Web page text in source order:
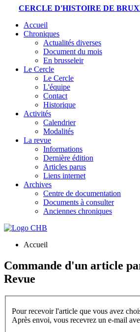
CERCLE D'HISTOIRE DE
Accueil
Chroniques
Actualités diverses
Document du mois
En brusseleir
Le Cercle
Le Cercle
L'équipe
Contact
Historique
Activités
Calendrier
Modalités
La revue
Informations
Dernière édition
Articles parus
Liens internet
Archives
Centre de documentation
Documents à consulter
Anciennes chroniques
Accueil
Commande d'un article
Revue
Pour recevoir l'article que vous avez
Après envoi, vous recevrez un e-mail